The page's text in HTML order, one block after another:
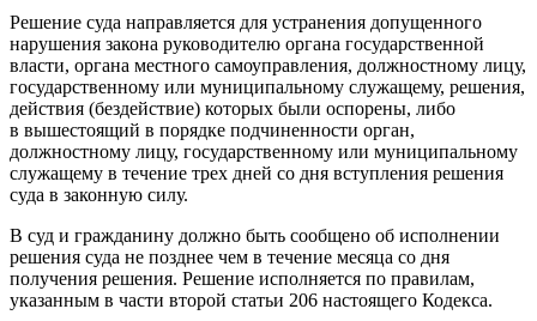
Решение суда направляется для устранения допущенного
нарушения закона руководителю органа государственной
власти, органа местного самоуправления, должностному лицу,
государственному или муниципальному служащему, решения,
действия (бездействие) которых были оспорены, либо
в вышестоящий в порядке подчиненности орган,
должностному лицу, государственному или муниципальному
служащему в течение трех дней со дня вступления решения
суда в законную силу.
В суд и гражданину должно быть сообщено об исполнении
решения суда не позднее чем в течение месяца со дня
получения решения. Решение исполняется по правилам,
указанным в части второй статьи 206 настоящего Кодекса.